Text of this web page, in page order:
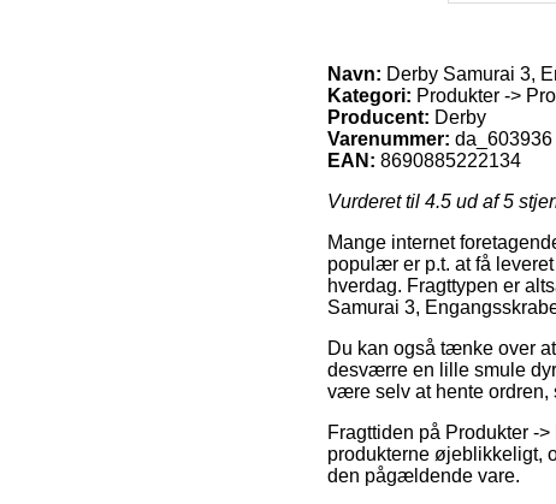
Navn: Derby Samurai 3,
Kategori: Produkter ->
Producent: Derby
Varenummer: da_603936
EAN: 8690885222134
Vurderet til 4.5 ud af 5
Mange internet
populær er p.t. at få
hverdag. Fragttypen er
Samurai 3,
Du kan også tænke over
desværre en lille smule
være selv at hente ordren,
Fragttiden på Produkter -
produkterne øjeblikkeligt,
den pågældende vare.